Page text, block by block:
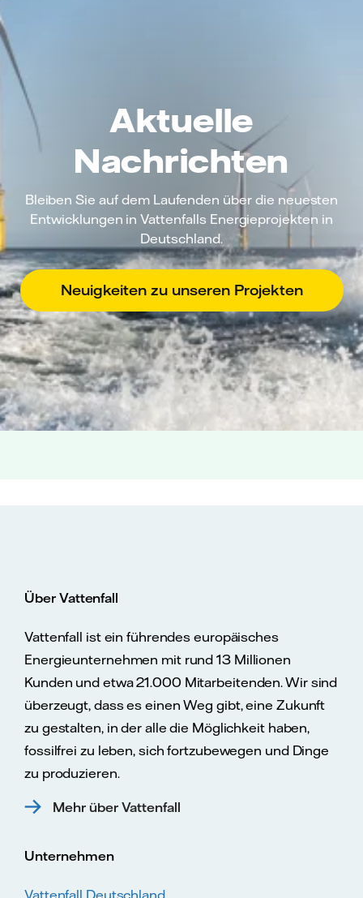
Aktuelle
Nachrichten
Bleiben Sie auf dem Laufenden über die neuesten
Entwicklungen in Vattenfalls Energieprojekten in
Deutschland.
Neuigkeiten zu unseren Projekten
Über Vattenfall
Vattenfall ist ein führendes europäisches
Energieunternehmen mit rund 13 Millionen
Kunden und etwa 21.000 Mitarbeitenden. Wir sind
überzeugt, dass es einen Weg gibt, eine Zukunft
zu gestalten, in der alle die Möglichkeit haben,
fossilfrei zu leben, sich fortzubewegen und Dinge
zu produzieren.
Mehr über Vattenfall
Unternehmen